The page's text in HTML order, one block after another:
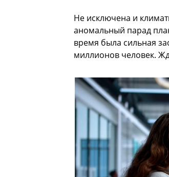
Не исключена и
аномальный парад
время была сильная
миллионов человек.